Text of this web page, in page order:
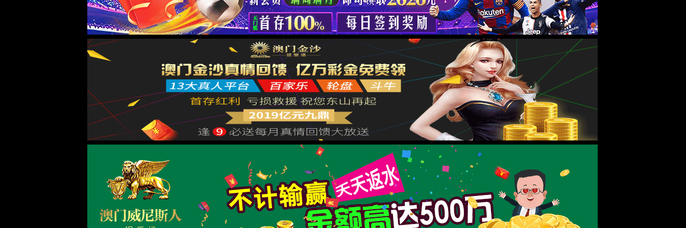
返回
Request ID:7668172397677787398
XML 地图